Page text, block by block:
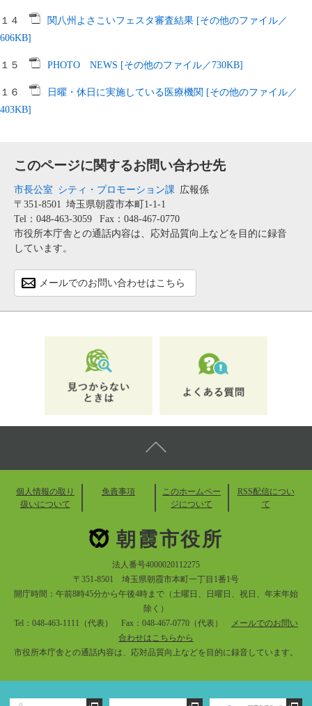
１４
関八州よさこいフェスタ審査結果 [その他のファイル／
606KB]
１５ PHOTO NEWS [その他のファイル／730KB]
１６
日曜・休日に実施している医療機関 [その他のファイル／
403KB]
このページに関するお問い合わせ先
市長公室 シティ・プロモーション課 広報係
〒351-8501 埼玉県朝霞市本町1-1-1
Tel：048-463-3059
Fax：048-467-0770
市役所本庁舎との通話内容は、応対品質向上などを目的に録音
しています。
メールでのお問い合わせはこちら
個人情報の取り
扱いについて
免責事項
このホームペー
ジについて
RSS配信につい
て
朝霞市役所
法人番号4000020112275
〒351-8501 埼玉県朝霞市本町一丁目1番1号
開庁時間：午前8時45分から午後4時まで（土曜日、日曜日、祝日、年末年始
除く）
Tel：048-463-1111（代表） Fax：048-467-0770（代表）
メールでのお問い
合わせはこちらから
市役所本庁舎との通話内容は、応対品質向上などを目的に録音しています。